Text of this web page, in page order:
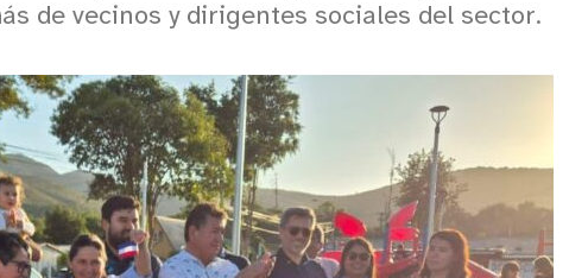
de vecinos y dirigentes sociales del sector.